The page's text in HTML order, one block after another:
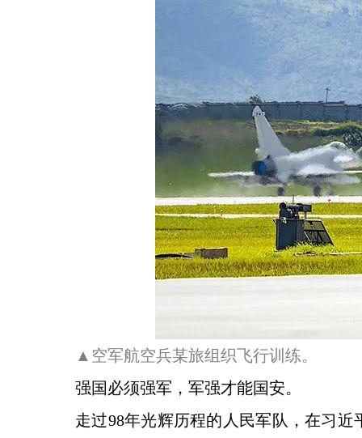
▲空军航空兵某旅组织飞行训练。
强国必须强军，军强才能国安。
走过98年光辉历程的人民军队，在习